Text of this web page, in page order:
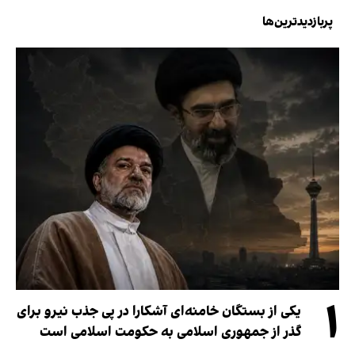
پربازدیدترین‌ها
۱
یکی از بستگان خامنه‌ای آشکارا در پی جذب نیرو برای
گذر از جمهوری اسلامی به حکومت اسلامی است